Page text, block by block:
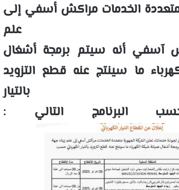
متعددة الخدمات مراكش أسفي إلى
علم
آسفي أنه سيتم برمجة أشغال
ما سينتج عنه قطع التزويد
بالتيار
البرنامج التالي :